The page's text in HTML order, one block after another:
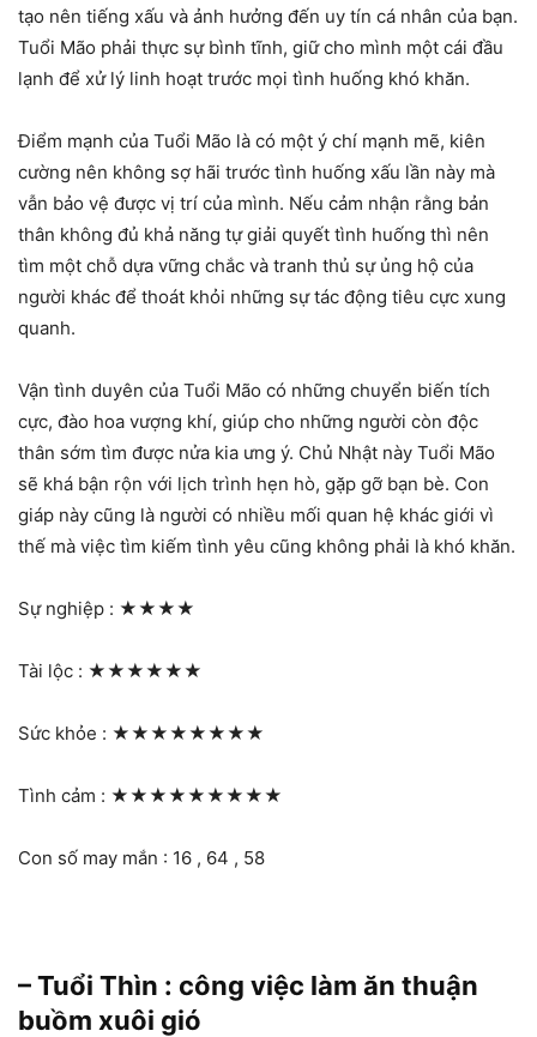
tạo nên tiếng xấu và ảnh hưởng đến uy tín cá nhân của bạn.
Tuổi Mão phải thực sự bình tĩnh, giữ cho mình một cái đầu
lạnh để xử lý linh hoạt trước mọi tình huống khó khăn.
Điểm mạnh của Tuổi Mão là có một ý chí mạnh mẽ, kiên
cường nên không sợ hãi trước tình huống xấu lần này mà
vẫn bảo vệ được vị trí của mình. Nếu cảm nhận rằng bản
thân không đủ khả năng tự giải quyết tình huống thì nên
tìm một chỗ dựa vững chắc và tranh thủ sự ủng hộ của
người khác để thoát khỏi những sự tác động tiêu cực xung
quanh.
Vận tình duyên của Tuổi Mão có những chuyển biến tích
cực, đào hoa vượng khí, giúp cho những người còn độc
thân sớm tìm được nửa kia ưng ý. Chủ Nhật này Tuổi Mão
sẽ khá bận rộn với lịch trình hẹn hò, gặp gỡ bạn bè. Con
giáp này cũng là người có nhiều mối quan hệ khác giới vì
thế mà việc tìm kiếm tình yêu cũng không phải là khó khăn.
Sự nghiệp : ★★★★
Tài lộc : ★★★★★★
Sức khỏe : ★★★★★★★★
Tình cảm : ★★★★★★★★★
Con số may mắn : 16 , 64 , 58
– Tuổi Thìn : công việc làm ăn thuận
buồm xuôi gió